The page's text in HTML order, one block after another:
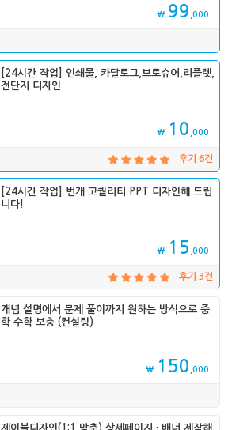
₩ 99 ,000
[24시간 작업] 인쇄물, 카달로그,브로슈어,리플렛,
전단지 디자인
₩ 10 ,000
후기 6건
[24시간 작업] 번개 고퀄리티 PPT 디자인해 드립
니다!
₩ 15 ,000
후기 3건
개념 설명에서 문제 풀이까지 원하는 방식으로 중
학 수학 보충 (컨설팅)
₩ 150 ,000